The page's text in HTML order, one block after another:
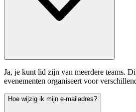
Ja, je kunt lid zijn van meerdere teams.
evenementen organiseert voor
Hoe wijzig ik mijn e-mailadres?